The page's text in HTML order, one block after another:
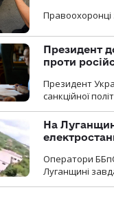
Президент
проти
Президент
санкційної
На
Оператори
Луганщині